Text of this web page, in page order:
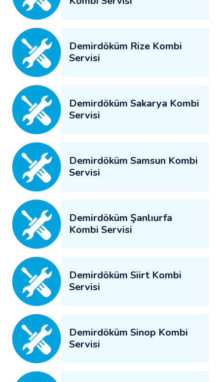
Demirdöküm Rize Kombi
Servisi
Demirdöküm Sakarya Kombi
Servisi
Demirdöküm Samsun Kombi
Servisi
Demirdöküm Şanlıurfa
Kombi Servisi
Demirdöküm Siirt Kombi
Servisi
Demirdöküm Sinop Kombi
Servisi